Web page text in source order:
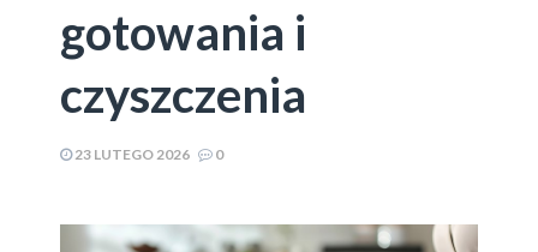
gotowania i
czyszczenia
23 LUTEGO 2026 0